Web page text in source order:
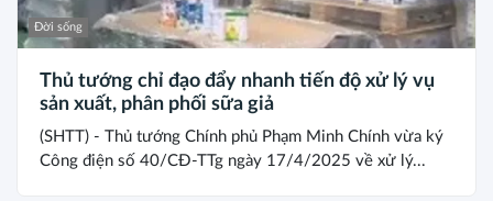
Đời sống
Thủ tướng chỉ đạo đẩy nhanh tiến độ xử lý vụ
sản xuất, phân phối sữa giả
(SHTT) - Thủ tướng Chính phủ Phạm Minh Chính vừa ký
Công điện số 40/CĐ-TTg ngày 17/4/2025 về xử lý...